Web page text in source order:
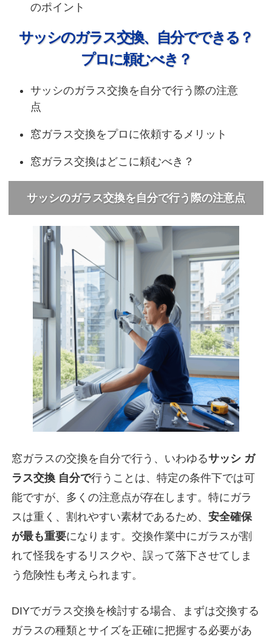
のポイント
サッシのガラス交換、自分でできる？
プロに頼むべき？
サッシのガラス交換を自分で行う際の注意
点
窓ガラス交換をプロに依頼するメリット
窓ガラス交換はどこに頼むべき？
サッシのガラス交換を自分で行う際の注意点
窓ガラスの交換を自分で行う、いわゆるサッシ ガ
ラス交換 自分で行うことは、特定の条件下では可
能ですが、多くの注意点が存在します。特にガラ
スは重く、割れやすい素材であるため、安全確保
が最も重要になります。交換作業中にガラスが割
れて怪我をするリスクや、誤って落下させてしま
う危険性も考えられます。
DIYでガラス交換を検討する場合、まずは交換する
ガラスの種類とサイズを正確に把握する必要があ